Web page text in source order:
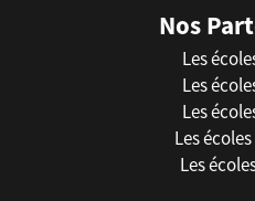
Nos
Les
Les
Les
Les
Les